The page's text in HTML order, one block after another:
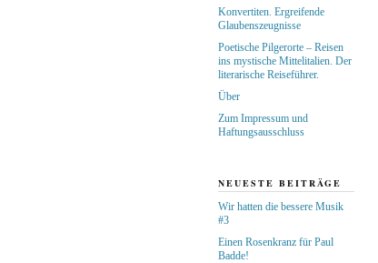
Konvertiten. Ergreifende
Glaubenszeugnisse
Poetische Pilgerorte – Reisen
ins mystische Mittelitalien. Der
literarische Reiseführer.
Über
Zum Impressum und
Haftungsausschluss
NEUESTE BEITRÄGE
Wir hatten die bessere Musik
#3
Einen Rosenkranz für Paul
Badde!